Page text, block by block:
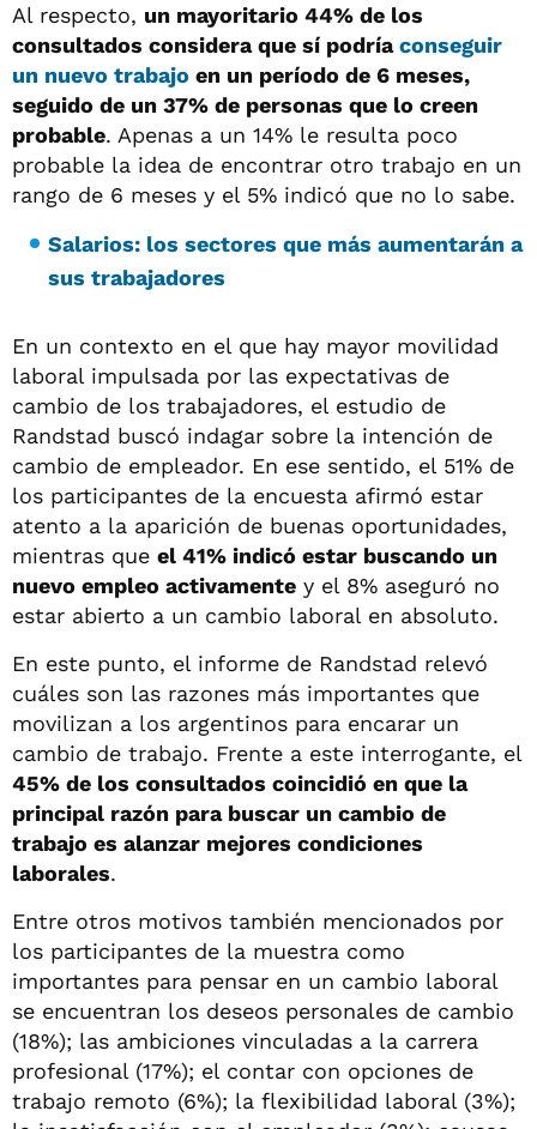
Al respecto, un mayoritario 44% de los
consultados considera que sí podríaconseguir
un nuevo trabajo en un período de 6 meses,
seguido de un 37% de personas que lo creen
probable. Apenas a un 14% le resulta poco
probable la idea de encontrar otro trabajo en un
rango de 6 meses y el 5% indicó que no lo sabe.
Salarios: los sectores que más aumentarán a
sus trabajadores
En un contexto en el que hay mayor movilidad
laboral impulsada por las expectativas de
cambio de los trabajadores, el estudio de
Randstad buscó indagar sobre la intención de
cambio de empleador. En ese sentido, el 51% de
los participantes de la encuesta afirmó estar
atento a la aparición de buenas oportunidades,
mientras que el 41% indicó estar buscando un
nuevo empleo activamente y el 8% aseguró no
estar abierto a un cambio laboral en absoluto.
En este punto, el informe de Randstad relevó
cuáles son las razones más importantes que
movilizan a los argentinos para encarar un
cambio de trabajo. Frente a este interrogante, el
45% de los consultados coincidió en que la
principal razón para buscar un cambio de
trabajo es alanzar mejores condiciones
laborales.
Entre otros motivos también mencionados por
los participantes de la muestra como
importantes para pensar en un cambio laboral
se encuentran los deseos personales de cambio
(18%); las ambiciones vinculadas a la carrera
profesional (17%); el contar con opciones de
trabajo remoto (6%); la flexibilidad laboral (3%);